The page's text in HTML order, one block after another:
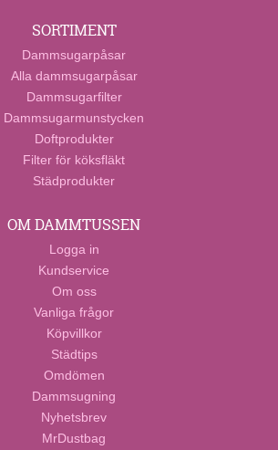
SORTIMENT
Dammsugarpåsar
Alla dammsugarpåsar
Dammsugarfilter
Dammsugarmunstycken
Doftprodukter
Filter för köksfläkt
Städprodukter
OM DAMMTUSSEN
Logga in
Kundservice
Om oss
Vanliga frågor
Köpvillkor
Städtips
Omdömen
Dammsugning
Nyhetsbrev
MrDustbag